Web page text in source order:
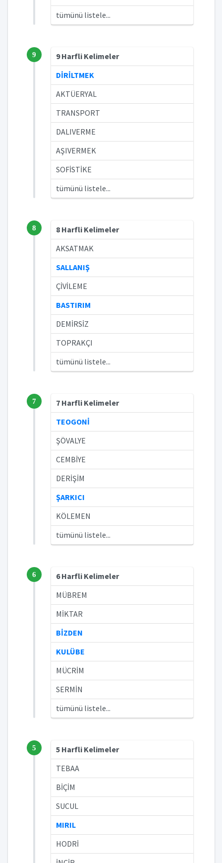
tümünü listele...
9
9 Harfli Kelimeler
DİRİLTMEK
AKTÜERYAL
TRANSPORT
DALIVERME
AŞIVERMEK
SOFİSTİKE
tümünü listele...
8
8 Harfli Kelimeler
AKSATMAK
SALLANIŞ
ÇİVİLEME
BASTIRIM
DEMİRSİZ
TOPRAKÇI
tümünü listele...
7
7 Harfli Kelimeler
TEOGONİ
ŞÖVALYE
CEMBİYE
DERİŞİM
ŞARKICI
KÖLEMEN
tümünü listele...
6
6 Harfli Kelimeler
MÜBREM
MİKTAR
BİZDEN
KULÜBE
MÜCRİM
SERMİN
tümünü listele...
5
5 Harfli Kelimeler
TEBAA
BİÇİM
SUCUL
MIRIL
HODRİ